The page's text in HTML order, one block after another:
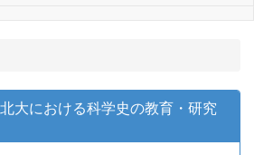
北大における科学史の教育・研究